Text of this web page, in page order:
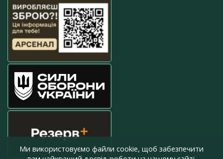
Ми використовуємо файли cookie, щоб забезпечити